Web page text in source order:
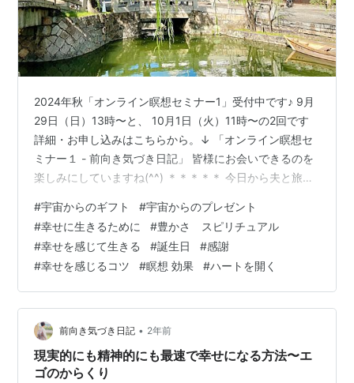
2024年秋「オンライン瞑想セミナー1」受付中です♪ 9月
29日（日）13時〜と、 10月1日（火）11時〜の2回です
詳細・お申し込みはこちらから。↓ 「オンライン瞑想セ
ミナー１ - 前向き気づき日記」 皆様にお会いできるのを
楽しみにしていますね(^^) ＊＊＊＊＊ 今日から夫と旅行
邪魔しています(^^)！ 倉敷を訪れるのは人生で3回目なの
ですが、 前回はもう15年？20年？前なので、 随分久し
ぶりで、 美術館が素敵だったのはよく覚えていたのです
が、 （私が行ったことのある中で 日本で一番好きな美術
館です♪） 来てみると、美観地区の街並み…
#宇宙からのギフト #宇宙からのプレゼント
#幸せに生きるために #豊かさ スピリチュアル
#幸せを感じて生きる #誕生日 #感謝
#幸せを感じるコツ #瞑想 効果 #ハートを開く
前向き気づき日記 • 2年前
現実的にも精神的にも最速で幸せになる方法〜エ
ゴのからくり